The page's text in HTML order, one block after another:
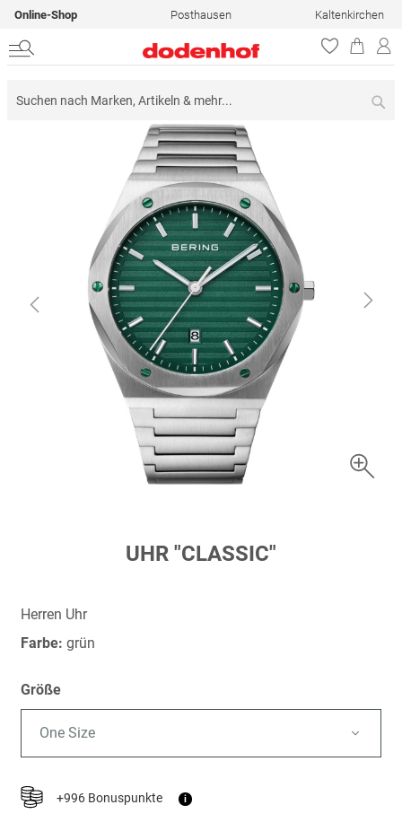
Online-Shop Posthausen Kaltenkirchen
springen
UHR "CLASSIC"
Herren Uhr
Farbe: grün
Größe
One Size
+996 Bonuspunkte i